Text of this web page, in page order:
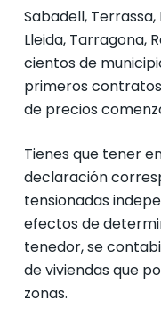
Sabadell, Terrassa,
Lleida, Tarragona,
cientos de
primeros
de precios
Tienes que tener
declaración
tensionadas
efectos de
tenedor, se
de viviendas que
zonas.